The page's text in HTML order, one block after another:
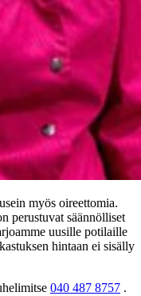
myös oireettomia.
perustuvat säännölliset
uusille potilaille
hintaan ei sisälly
040 487 8757 .